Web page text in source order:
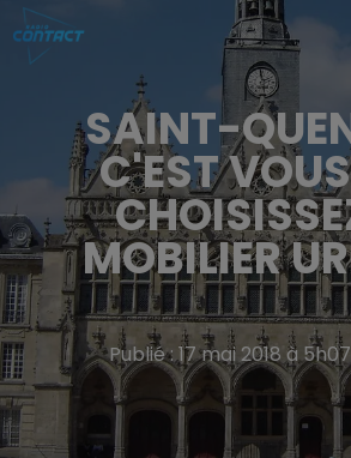
SAINT-
C'EST
MOBILIER
Publié : 17 mai 2018 à